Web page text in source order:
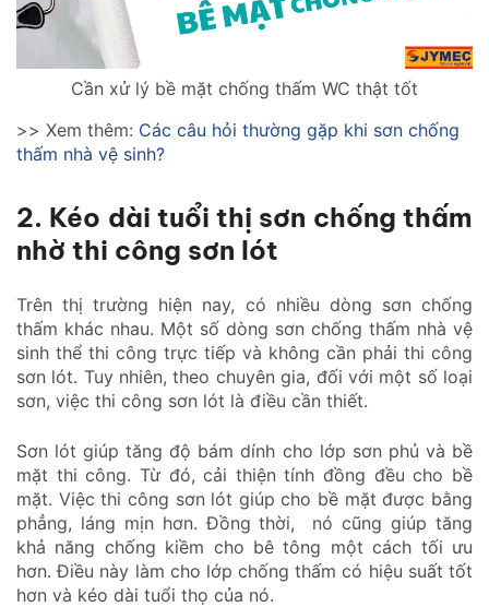
Cần xử lý bề mặt chống thấm WC thật tốt
>> Xem thêm: Các câu hỏi thường gặp khi sơn chống
thấm nhà vệ sinh?
2. Kéo dài tuổi thị sơn chống thấm
nhờ thi công sơn lót
Trên thị trường hiện nay, có nhiều dòng sơn chống
thấm khác nhau. Một số dòng sơn chống thấm nhà vệ
sinh thể thi công trực tiếp và không cần phải thi công
sơn lót. Tuy nhiên, theo chuyên gia, đối với một số loại
sơn, việc thi công sơn lót là điều cần thiết.
Sơn lót giúp tăng độ bám dính cho lớp sơn phủ và bề
mặt thi công. Từ đó, cải thiện tính đồng đều cho bề
mặt. Việc thi công sơn lót giúp cho bề mặt được bằng
phẳng, láng mịn hơn. Đồng thời, nó cũng giúp tăng
khả năng chống kiềm cho bê tông một cách tối ưu
hơn. Điều này làm cho lớp chống thấm có hiệu suất tốt
hơn và kéo dài tuổi thọ của nó.